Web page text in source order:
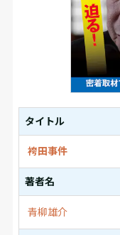
タイトル
袴田事件
著者名
青柳雄介